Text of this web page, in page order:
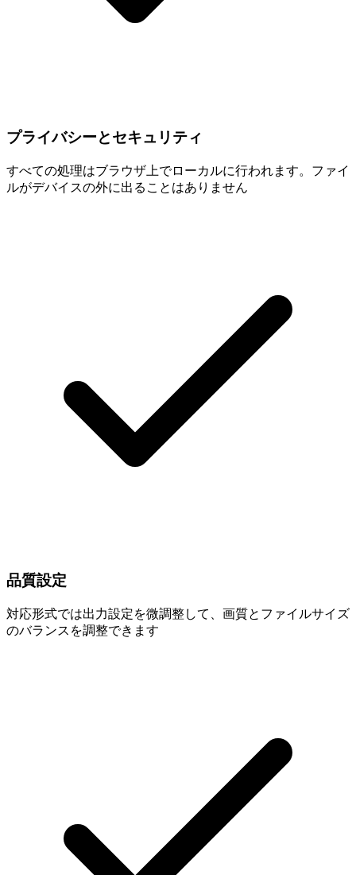
プライバシーとセキュリティ
すべての処理はブラウザ上でローカルに行われます。ファイ
ルがデバイスの外に出ることはありません
品質設定
対応形式では出力設定を微調整して、画質とファイルサイズ
のバランスを調整できます